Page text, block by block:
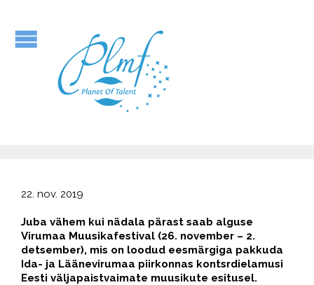
22. nov. 2019
Juba vähem kui nädala pärast saab alguse
Virumaa Muusikafestival (26. november – 2.
detsember), mis on loodud eesmärgiga pakkuda
Ida- ja Läänevirumaa piirkonnas kontsrdielamusi
Eesti väljapaistvaimate muusikute esitusel.